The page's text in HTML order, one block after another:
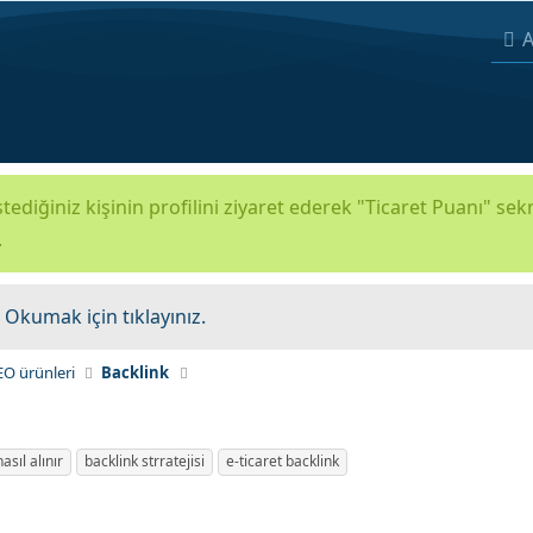
kişinin profilini ziyaret ederek "Ticaret Puanı"
Okumak için tıklayınız.
ürünleri Backlink
alınır backlink strratejisi e-ticaret backlink